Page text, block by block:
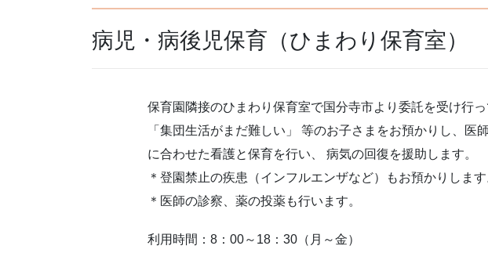
病児・病後児保育（ひまわり保育室）
保育園隣接のひまわり保育室で国分寺市より委託を受け行
「集団生活がまだ難しい」 等のお子さまをお預かりし、医
に合わせた看護と保育を行い、 病気の回復を援助します。
＊登園禁止の疾患（インフルエンザなど）もお預かりします
＊医師の診察、薬の投薬も行います。
利用時間：8：00～18：30（月～金）